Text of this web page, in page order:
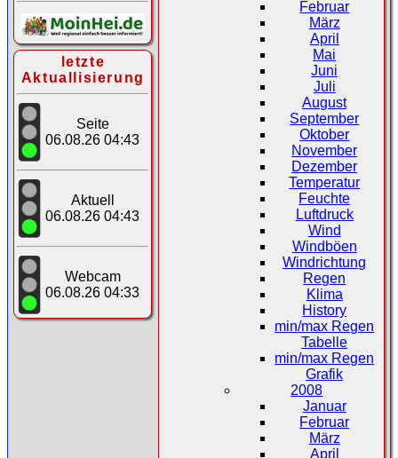
letzte
Aktuallisierung
Seite
06.08.26 04:43
Aktuell
06.08.26 04:43
Webcam
06.08.26 04:33
Februar
März
April
Mai
Juni
Juli
August
September
Oktober
November
Dezember
Temperatur
Feuchte
Luftdruck
Wind
Windböen
Windrichtung
Regen
Klima
History
min/max Regen
Tabelle
min/max Regen
Grafik
2008
Januar
Februar
März
April